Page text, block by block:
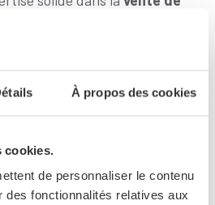
À propos des cookies
de personnaliser le contenu
des fonctionnalités relatives aux
et le service après-
Peillet a su
compétences etdiversifier
activités
John Deere, Peillet